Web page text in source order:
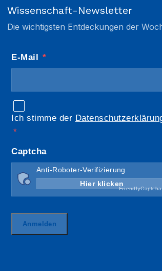
Wissenschaft-Newsletter
Die wichtigsten Entdeckungen der